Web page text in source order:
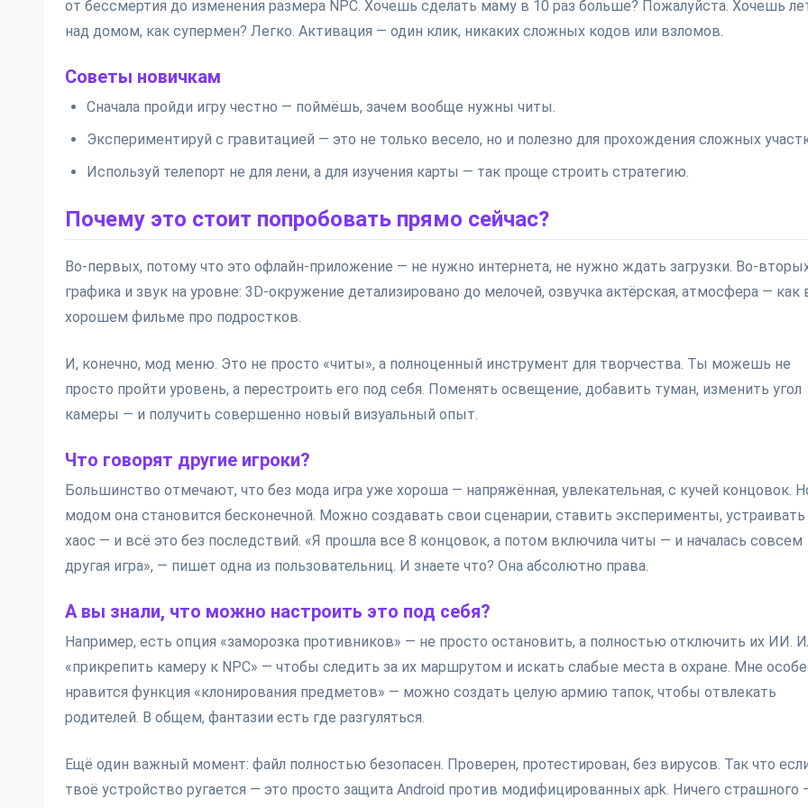
от бессмертия до изменения размера NPC. Хочешь сделать маму в 10 раз больше? Пожалуйста. Хочешь
над домом, как супермен? Легко. Активация — один клик, никаких сложных кодов или взломов.
Советы новичкам
Сначала пройди игру честно — поймёшь, зачем вообще нужны читы.
Экспериментируй с гравитацией — это не только весело, но и полезно для прохождения сложных
Используй телепорт не для лени, а для изучения карты — так проще строить стратегию.
Почему это стоит попробовать прямо сейчас?
Во-первых, потому что это офлайн-приложение — не нужно интернета, не нужно ждать загрузки. Во-
графика и звук на уровне: 3D-окружение детализировано до мелочей, озвучка актёрская, атмосфера — как
хорошем фильме про подростков.
И, конечно, мод меню. Это не просто «читы», а полноценный инструмент для творчества. Ты можешь не
просто пройти уровень, а перестроить его под себя. Поменять освещение, добавить туман, изменить угол
камеры — и получить совершенно новый визуальный опыт.
Что говорят другие игроки?
Большинство отмечают, что без мода игра уже хороша — напряжённая, увлекательная, с кучей концовок.
модом она становится бесконечной. Можно создавать свои сценарии, ставить эксперименты, устраивать
хаос — и всё это без последствий. «Я прошла все 8 концовок, а потом включила читы — и началась совсем
другая игра», — пишет одна из пользовательниц. И знаете что? Она абсолютно права.
А вы знали, что можно настроить это под себя?
Например, есть опция «заморозка противников» — не просто остановить, а полностью отключить их ИИ.
«прикрепить камеру к NPC» — чтобы следить за их маршрутом и искать слабые места в охране. Мне
нравится функция «клонирования предметов» — можно создать целую армию тапок, чтобы отвлекать
родителей. В общем, фантазии есть где разгуляться.
Ещё один важный момент: файл полностью безопасен. Проверен, протестирован, без вирусов. Так что
твоё устройство ругается — это просто защита Android против модифицированных apk. Ничего страшного